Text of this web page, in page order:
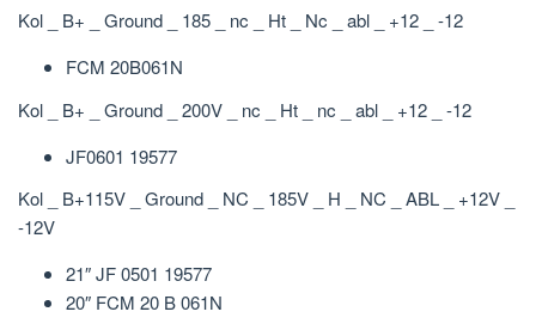
Kol _ B+ _ Ground _ 185 _ nc _ Ht _ Nc _ abl _ +12 _ -12
FCM 20B061N
Kol _ B+ _ Ground _ 200V _ nc _ Ht _ nc _ abl _ +12 _ -12
JF0601 19577
Kol _ B+115V _ Ground _ NC _ 185V _ H _ NC _ ABL _ +12V _
-12V
21″ JF 0501 19577
20″ FCM 20 B 061N